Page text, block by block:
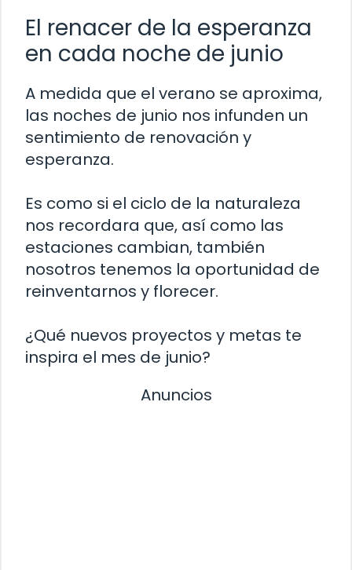
El renacer de la esperanza
en cada noche de junio
A medida que el verano se aproxima,
las noches de junio nos infunden un
sentimiento de renovación y
esperanza.
Es como si el ciclo de la naturaleza
nos recordara que, así como las
estaciones cambian, también
nosotros tenemos la oportunidad de
reinventarnos y florecer.
¿Qué nuevos proyectos y metas te
inspira el mes de junio?
Anuncios